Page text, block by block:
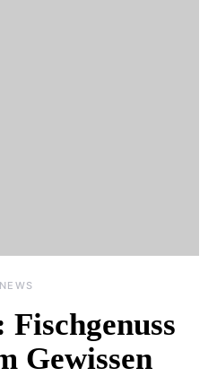
NEWS
Gewissen